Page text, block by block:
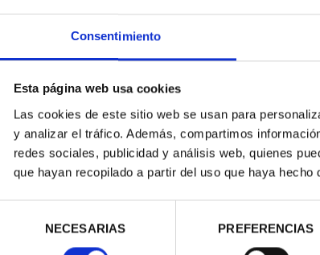
Consentimiento
Esta página web usa cookies
Las cookies de este sitio web se usan para
y analizar el tráfico. Además, compartimos
redes sociales, publicidad y análisis web, quienes
que hayan recopilado a partir del uso que haya hecho
consentimiento
NECESARIAS PREFERENCIAS